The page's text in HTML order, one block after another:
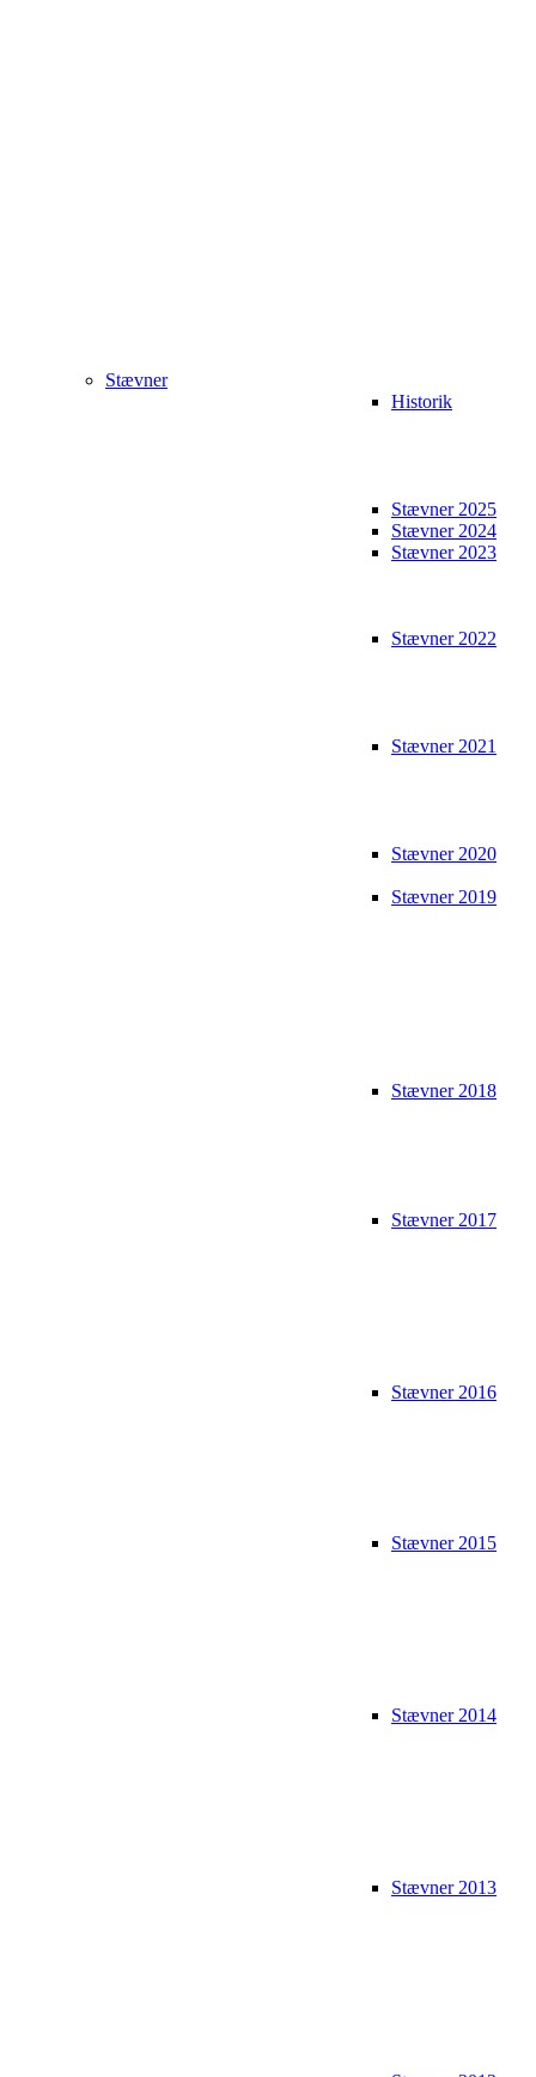
Stævner
Historik
Stævner 2025
Stævner 2024
Stævner 2023
Stævner 2022
Stævner 2021
Stævner 2020
Stævner 2019
Stævner 2018
Stævner 2017
Stævner 2016
Stævner 2015
Stævner 2014
Stævner 2013